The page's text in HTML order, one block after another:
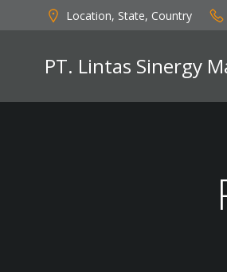
to
Location, State, Country
PT. Lintas Sinergy